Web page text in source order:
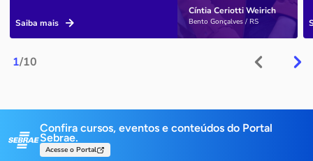
1/10
Cíntia Ceriotti Weirich
Bento Gonçalves / RS
Saiba mais
Confira cursos, eventos e conteúdos do Portal
Sebrae.
Acesse o Portal